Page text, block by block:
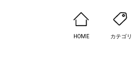
HOME カテゴリ